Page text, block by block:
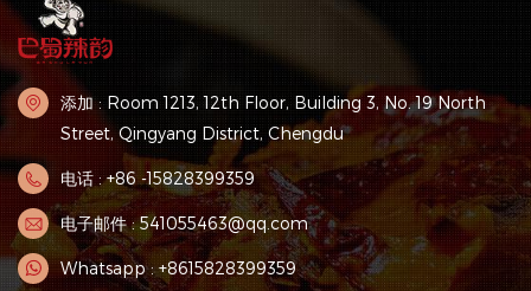
海鲜、嫩滑的豆腐、爽脆的蔬
菜，还是风味独特的肉类，蘑
菇酱都能为其增添无限美味。
滋味。
添加 : Room 1213, 12th Floor, Building 3, No. 19 North
Street, Qingyang District, Chengdu
电话 : +86 -15828399359
电子邮件 : 541055463@qq.com
Whatsapp : +8615828399359